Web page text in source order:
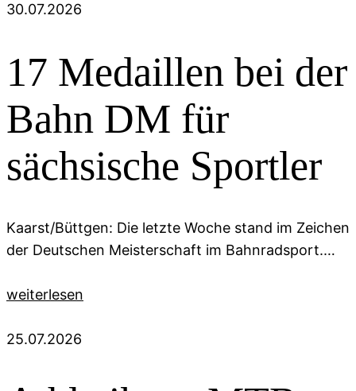
30.07.2026
17 Medaillen bei der
Bahn DM für
sächsische Sportler
Kaarst/Büttgen: Die letzte Woche stand im Zeichen
der Deutschen Meisterschaft im Bahnradsport.…
weiterlesen
25.07.2026